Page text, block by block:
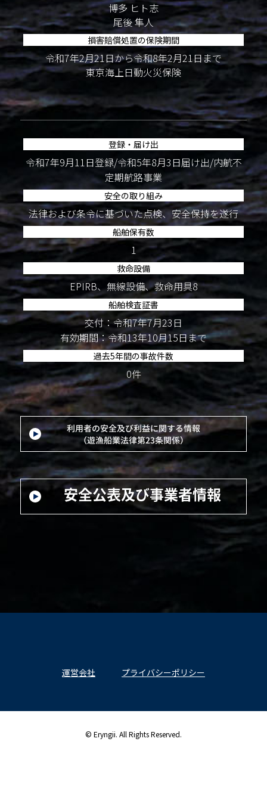
博多 ヒト志
尾後 隼人
損害賠償処置の保険期間
令和7年2月21日から令和8年2月21日まで
東京海上日動火災保険
登録・届け出
令和7年9月11日登録/令和5年8月3日届け出/内航不
定期航路事業
安全の取り組み
法律および条令に基づいた点検、安全保持を遂行
船舶保有数
1
救命設備
EPIRB、無線設備、救命用具8
船舶検査証書
交付：令和7年7月23日
有効期間：令和13年10月15日まで
過去5年間の事故件数
0件
運営会社 プライバシーポリシー
© Eryngii. All Rights Reserved.